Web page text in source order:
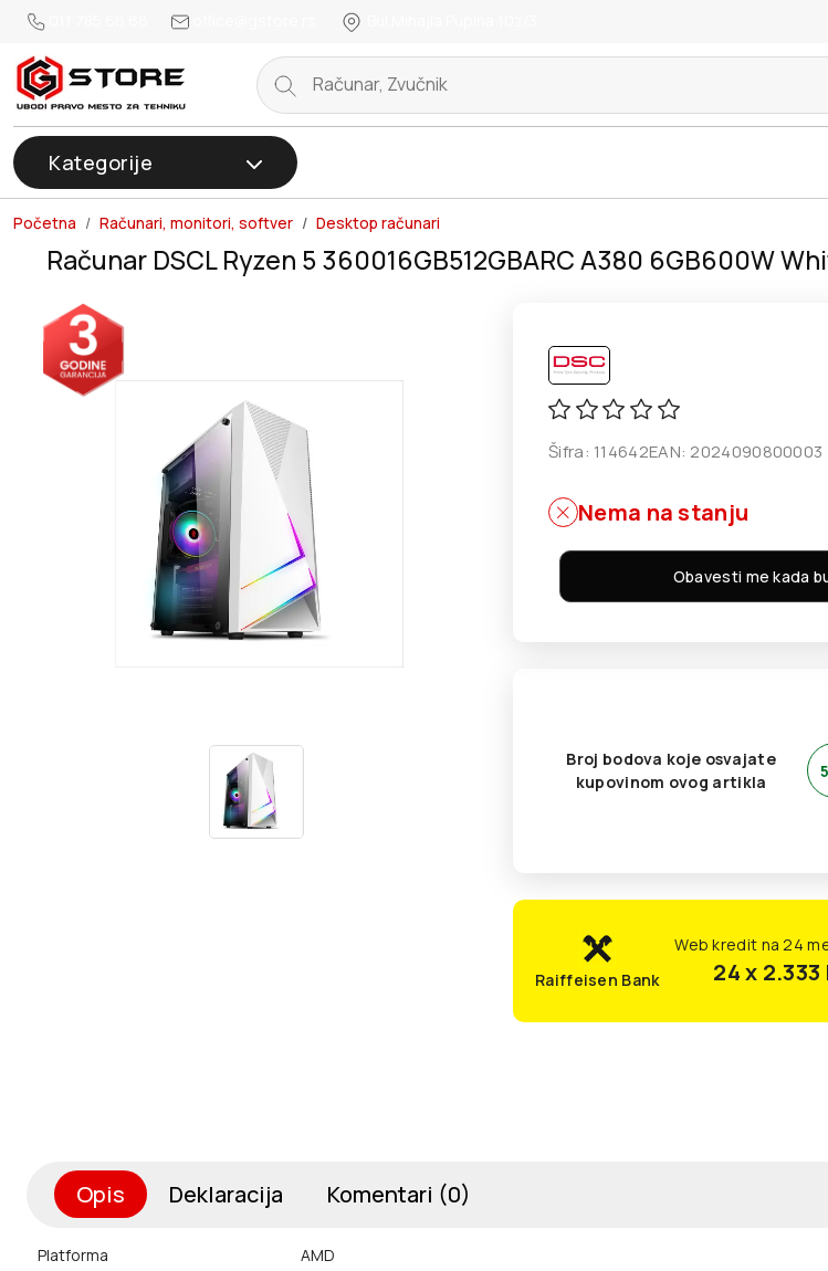
Kategorije
Početna Računari, monitori, softver Desktop računari
Računar DSCL Ryzen 5 360016GB512GBARC A380 6GB600W
Šifra: 114642EAN: 2024090800003
Nema na stanju
Obavesti me kada
Broj bodova koje osvajate
kupovinom ovog artikla
Raiffeisen Bank
Web kredit na 24
24 x 2.333
Opis Deklaracija Komentari (0)
Platforma
AMD